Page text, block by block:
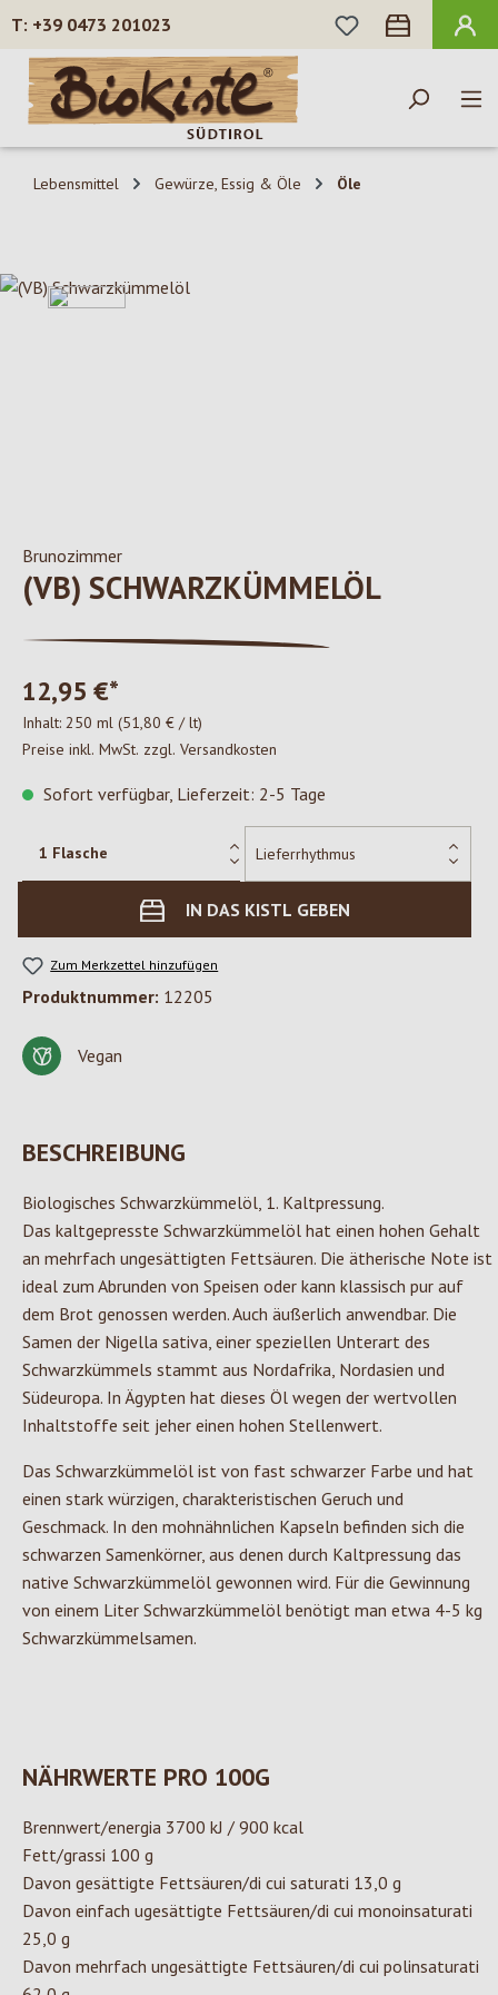
Zum Hauptinhalt springen
+39 0473 201023
DU HAST 0
Lebensmittel Gewürze, Essig & Öle Öle
Bildergalerie überspringen
Brunozimmer
(VB) SCHWARZKÜMMELÖL
12,95 €*
Inhalt: 250 ml (51,80 € / lt)
Preise inkl. MwSt. zzgl. Versandkosten
Sofort verfügbar, Lieferzeit: 2-5 Tage
IN DAS KISTL GEBEN
Zum Merkzettel hinzufügen
Produktnummer: 12205
Vegan
BESCHREIBUNG
Biologisches Schwarzkümmelöl, 1. Kaltpressung.
Das kaltgepresste Schwarzkümmelöl hat einen hohen Gehalt
an mehrfach ungesättigten Fettsäuren. Die ätherische Note ist
ideal zum Abrunden von Speisen oder kann klassisch pur auf
dem Brot genossen werden. Auch äußerlich anwendbar. Die
Samen der Nigella sativa, einer speziellen Unterart des
Schwarzkümmels stammt aus Nordafrika, Nordasien und
Südeuropa. In Ägypten hat dieses Öl wegen der wertvollen
Inhaltstoffe seit jeher einen hohen Stellenwert.
Das Schwarzkümmelöl ist von fast schwarzer Farbe und hat
einen stark würzigen, charakteristischen Geruch und
Geschmack. In den mohnähnlichen Kapseln befinden sich die
schwarzen Samenkörner, aus denen durch Kaltpressung das
native Schwarzkümmelöl gewonnen wird. Für die Gewinnung
von einem Liter Schwarzkümmelöl benötigt man etwa 4-5 kg
Schwarzkümmelsamen.
NÄHRWERTE PRO 100G
Brennwert/energia 3700 kJ / 900 kcal
Fett/grassi 100 g
Davon gesättigte Fettsäuren/di cui saturati 13,0 g
Davon einfach ugesättigte Fettsäuren/di cui monoinsaturati
25,0 g
Davon mehrfach ungesättigte Fettsäuren/di cui polinsaturati